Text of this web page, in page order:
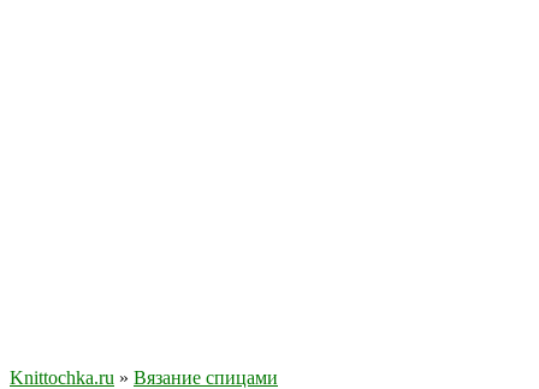
Knittochka.ru » Вязание спицами